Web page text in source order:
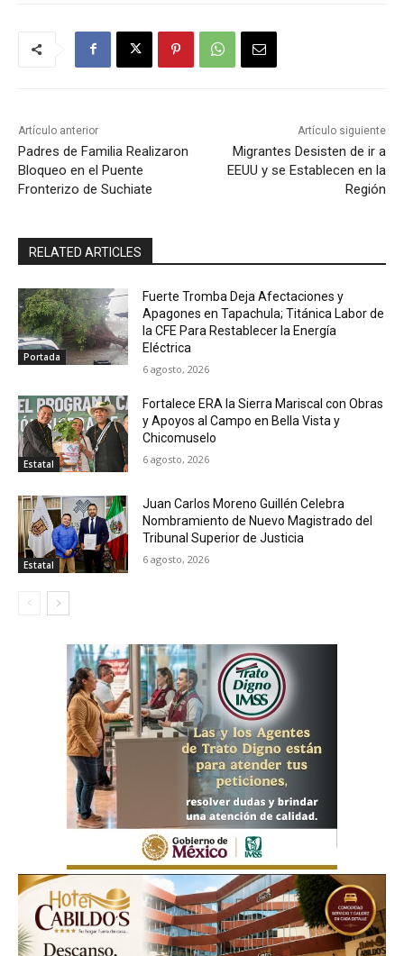
Artículo anterior
Padres de Familia Realizaron
Bloqueo en el Puente
Fronterizo de Suchiate
Artículo siguiente
Migrantes Desisten de ir a
EEUU y se Establecen en la
Región
RELATED ARTICLES
Portada
Fuerte Tromba Deja Afectaciones y
Apagones en Tapachula; Titánica Labor de
la CFE Para Restablecer la Energía
Eléctrica
6 agosto, 2026
Estatal
Fortalece ERA la Sierra Mariscal con Obras
y Apoyos al Campo en Bella Vista y
Chicomuselo
6 agosto, 2026
Estatal
Juan Carlos Moreno Guillén Celebra
Nombramiento de Nuevo Magistrado del
Tribunal Superior de Justicia
6 agosto, 2026